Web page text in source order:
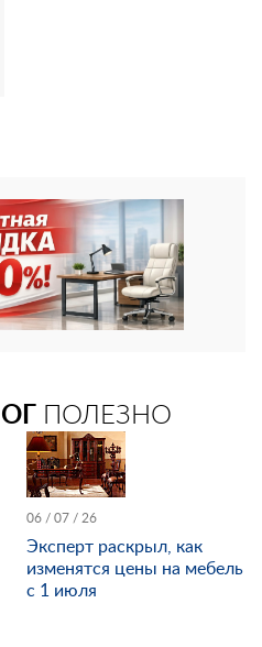
ПОЛЕЗНО
06 / 07 / 26
Эксперт раскрыл, как
изменятся цены на мебель
с 1 июля